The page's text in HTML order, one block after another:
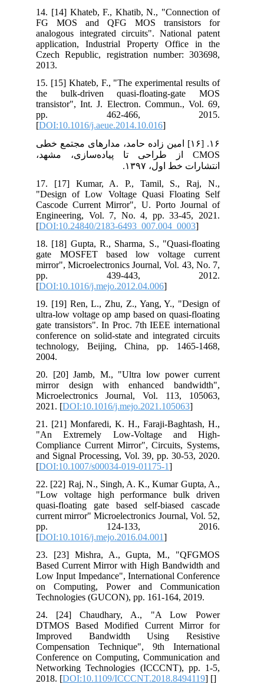
14. [14] Khateb, F., Khatib, N., "Connection of
FG MOS and QFG MOS transistors for
analogous integrated circuits". National patent
application, Industrial Property Office in the
Czech Republic, registration number: 303698,
2013.
15. [15] Khateb, F., "The experimental results of
the bulk-driven quasi-floating-gate MOS
transistor", Int. J. Electron. Commun., Vol. 69,
pp. 462-466, 2015.
[DOI:10.1016/j.aeue.2014.10.016
۱۶. [۱۶] امین زاده حامد، مدارهای مجتمع خطی
CMOS از طراحی تا پیاده‌سازی، مشهد،
انتشارات خط اول، ۱۳۹۷.
17. [17] Kumar, A. P., Tamil, S., Raj, N.,
"Design of Low Voltage Quasi Floating Self
Cascode Current Mirror", U. Porto Journal of
Engineering, Vol. 7, No. 4, pp. 33-45, 2021.
[DOI:10.24840/2183-6493_007.004_0003
18. [18] Gupta, R., Sharma, S., "Quasi-floating
gate MOSFET based low voltage current
mirror", Microelectronics Journal, Vol. 43, No. 7,
pp. 439-443, 2012.
[DOI:10.1016/j.mejo.2012.04.006
19. [19] Ren, L., Zhu, Z., Yang, Y., "Design of
ultra-low voltage op amp based on quasi-floating
gate transistors". In Proc. 7th IEEE international
conference on solid-state and integrated circuits
technology, Beijing, China, pp. 1465-1468,
2004.
20. [20] Jamb, M., "Ultra low power current
mirror design with enhanced bandwidth",
Microelectronics Journal, Vol. 113, 105063,
2021. [DOI:10.1016/j.mejo.2021.105063
21. [21] Monfaredi, K. H., Faraji-Baghtash, H.,
"An Extremely Low-Voltage and High-
Compliance Current Mirror", Circuits, Systems,
and Signal Processing, Vol. 39, pp. 30-53, 2020.
[DOI:10.1007/s00034-019-01175-1
22. [22] Raj, N., Singh, A. K., Kumar Gupta, A.,
"Low voltage high performance bulk driven
quasi-floating gate based self-biased cascade
current mirror" Microelectronics Journal, Vol. 52,
pp. 124-133, 2016.
[DOI:10.1016/j.mejo.2016.04.001
23. [23] Mishra, A., Gupta, M., "QFGMOS
Based Current Mirror with High Bandwidth and
Low Input Impedance", International Conference
on Computing, Power and Communication
Technologies (GUCON), pp. 161-164, 2019.
24. [24] Chaudhary, A., "A Low Power
DTMOS Based Modified Current Mirror for
Improved Bandwidth Using Resistive
Compensation Technique", 9th International
Conference on Computing, Communication and
Networking Technologies (ICCCNT), pp. 1-5,
2018. [DOI:10.1109/ICCCNT.2018.8494119] [